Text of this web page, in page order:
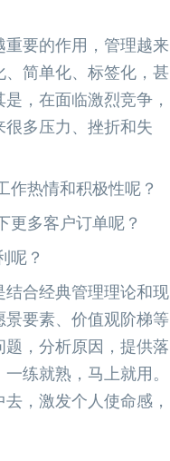
重要的作用，管理越来
简单化、标签化，甚
，在面临激烈竞争，
多压力、挫折和失
热情和积极性呢？
多客户订单呢？
呢？
合经典管理理论和现
要素、价值观阶梯等
，分析原因，提供落
练就熟，马上就用。
，激发个人使命感，